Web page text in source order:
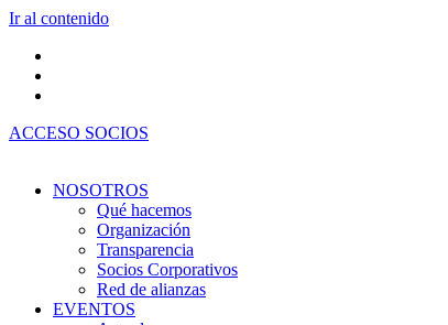
Ir al contenido
ACCESO SOCIOS
NOSOTROS
Qué hacemos
Organización
Transparencia
Socios Corporativos
Red de alianzas
EVENTOS